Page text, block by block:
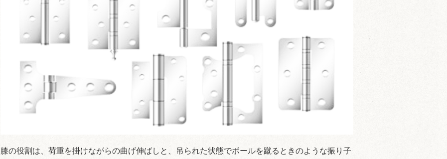
膝の役割は、荷重を掛けながらの曲げ伸ばしと、吊られた状態でボールを蹴るときのような振り子